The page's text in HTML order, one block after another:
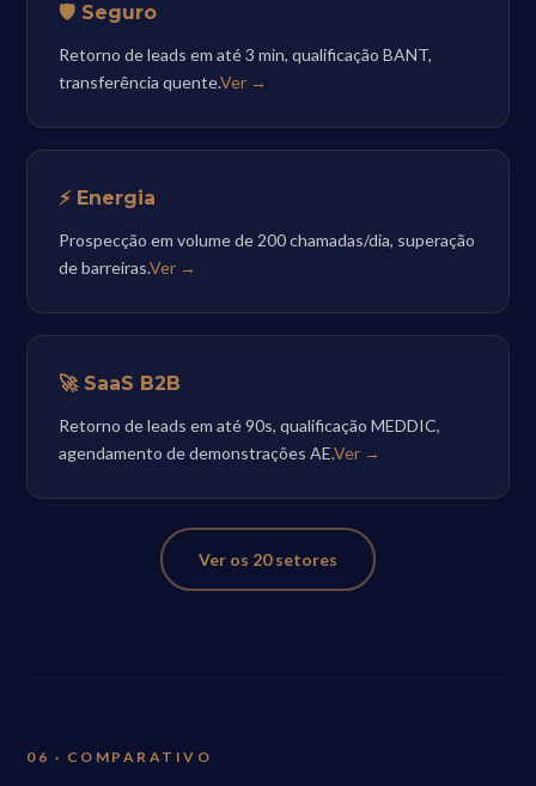
🛡️ Seguro
Retorno de leads em até 3 min, qualificação BANT,
transferência quente.Ver →
⚡ Energia
Prospecção em volume de 200 chamadas/dia, superação
de barreiras.Ver →
🚀 SaaS B2B
Retorno de leads em até 90s, qualificação MEDDIC,
agendamento de demonstrações AE.Ver →
Ver os 20 setores
06 · COMPARATIVO